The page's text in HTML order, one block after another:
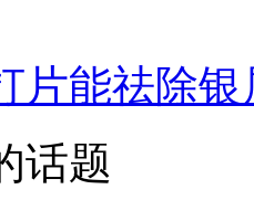
片能祛除银
话题